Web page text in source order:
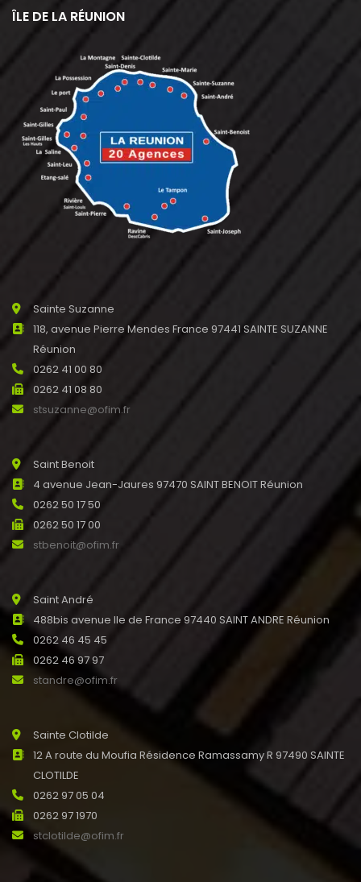
ÎLE DE LA RÉUNION
Sainte Suzanne
118, avenue Pierre Mendes France 97441 SAINTE SUZANNE
Réunion
0262 41 00 80
0262 41 08 80
stsuzanne@ofim.fr
Saint Benoit
4 avenue Jean-Jaures 97470 SAINT BENOIT Réunion
0262 50 17 50
0262 50 17 00
stbenoit@ofim.fr
Saint André
488bis avenue Ile de France 97440 SAINT ANDRE Réunion
0262 46 45 45
0262 46 97 97
standre@ofim.fr
Sainte Clotilde
12 A route du Moufia Résidence Ramassamy R 97490 SAINTE
CLOTILDE
0262 97 05 04
0262 97 1970
stclotilde@ofim.fr